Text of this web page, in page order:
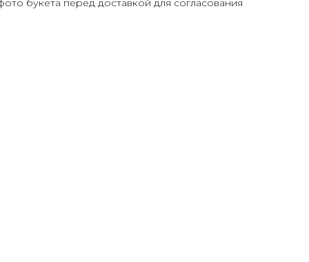
букета перед доставкой для согласования